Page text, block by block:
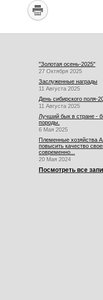
"Золотая осень-2025"
27 Октября 2025
Заслуженные награды
11 Августа 2025
День сибирского поля-
11 Августа 2025
Лучший бык в стране -
породы.
6 Мая 2025
Племенные хозяйства
повысить качество
современно...
20 Мая 2024
Посмотреть все